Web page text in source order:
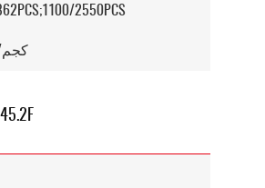
2550PCS
7.7 كجم/ 6.7 كجم/